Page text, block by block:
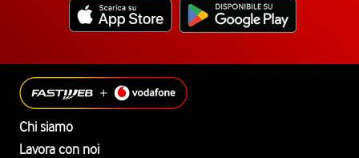
Chi siamo
Lavora con noi